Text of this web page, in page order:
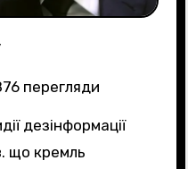
перегляди
що кремль